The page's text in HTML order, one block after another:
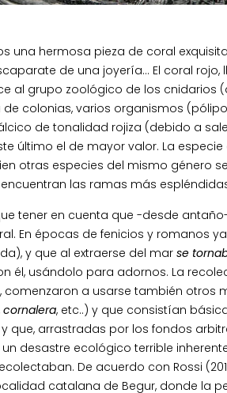
una hermosa pieza de coral
de una joyería… El coral
al grupo zoológico de los cnidarios
colonias, varios organismos
de tonalidad rojiza (debido a
último el de mayor valor. La
otras especies del mismo género
las ramas más
tener en cuenta que -desde
En épocas de fenicios y romanos
y que al extraerse del marse
él, usándolo para adornos. La
comenzaron a usarse también
cornalera, etc..) y que consistían
que, arrastradas por los fondos
desastre ecológico terrible
De acuerdo con Rossi
catalana de Begur, donde la